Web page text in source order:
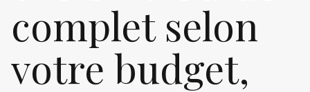
complet selon
votre budget,